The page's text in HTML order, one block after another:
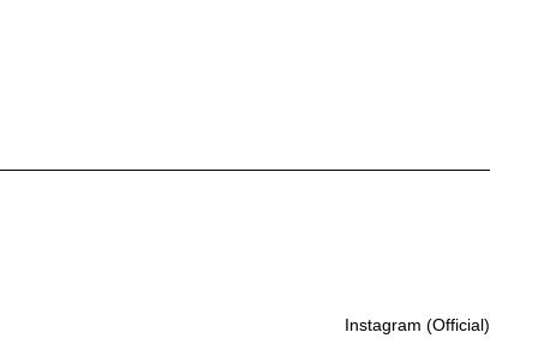
Instagram (Official)